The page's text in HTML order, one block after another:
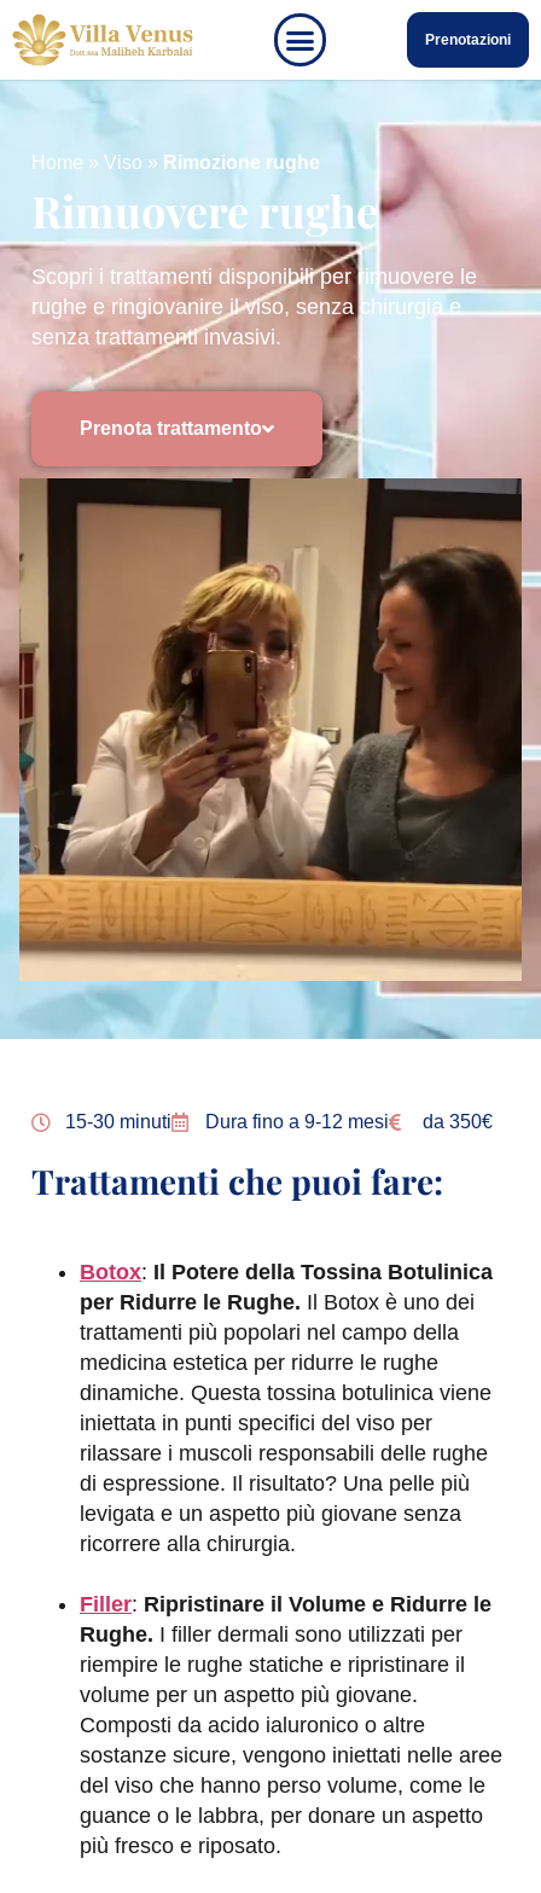
Prenotazioni
Home » Viso » Rimozione rughe
Rimuovere rughe
Scopri i trattamenti disponibili per rimuovere le
rughe e ringiovanire il viso, senza chirurgia e
senza trattamenti invasivi.
Prenota trattamento
15-30 minuti Dura fino a 9-12 mesi da 350€
Trattamenti che puoi fare:
Botox: Il Potere della Tossina Botulinica
per Ridurre le Rughe. Il Botox è uno dei
trattamenti più popolari nel campo della
medicina estetica per ridurre le rughe
dinamiche. Questa tossina botulinica viene
iniettata in punti specifici del viso per
rilassare i muscoli responsabili delle rughe
di espressione. Il risultato? Una pelle più
levigata e un aspetto più giovane senza
ricorrere alla chirurgia.
Filler: Ripristinare il Volume e Ridurre le
Rughe. I filler dermali sono utilizzati per
riempire le rughe statiche e ripristinare il
volume per un aspetto più giovane.
Composti da acido ialuronico o altre
sostanze sicure, vengono iniettati nelle aree
del viso che hanno perso volume, come le
guance o le labbra, per donare un aspetto
più fresco e riposato.